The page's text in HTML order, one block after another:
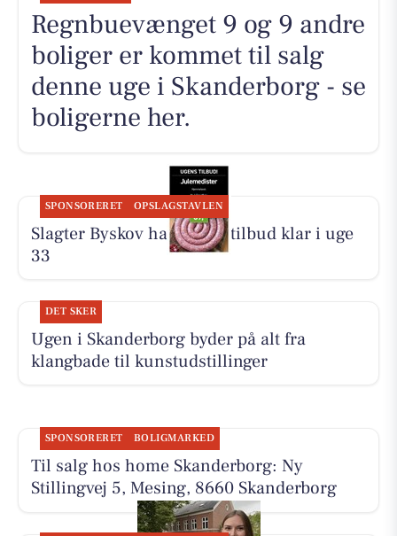
Regnbuevænget 9 og 9 andre
boliger er kommet til salg
denne uge i Skanderborg - se
boligerne her.
SPONSORERET OPSLAGSTAVLEN
Slagter Byskov har ugens tilbud klar i uge
33
DET SKER
Ugen i Skanderborg byder på alt fra
klangbade til kunstudstillinger
SPONSORERET BOLIGMARKED
Til salg hos home Skanderborg: Ny
Stillingvej 5, Mesing, 8660 Skanderborg